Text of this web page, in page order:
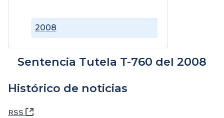
2008
Sentencia Tutela T-760 del 2008
Histórico de noticias
RSS (Abre una nueva ventana)